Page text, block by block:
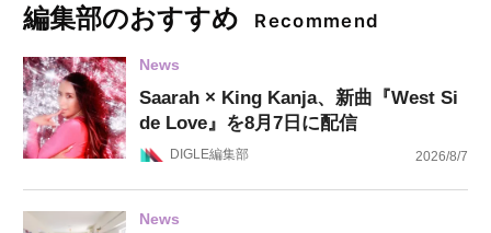
編集部のおすすめ Recommend
News
Saarah × King Kanja、新曲『West Si
de Love』を8月7日に配信
DIGLE編集部 2026/8/7
News